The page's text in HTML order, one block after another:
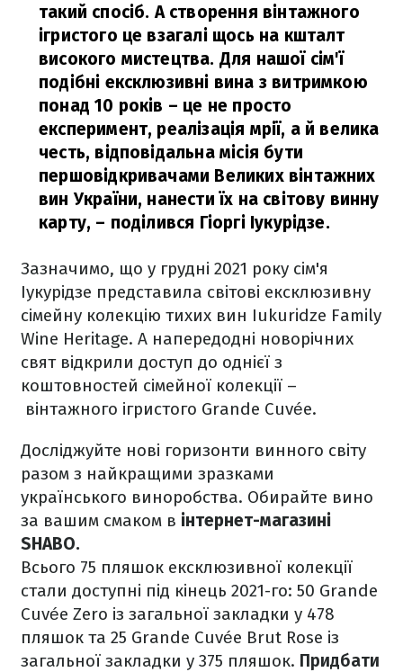
такий спосіб. А створення вінтажного
ігристого це взагалі щось на кшталт
високого мистецтва. Для нашої сім'ї
подібні ексклюзивні вина з витримкою
понад 10 років – це не просто
експеримент, реалізація мрії, а й велика
честь, відповідальна місія бути
першовідкривачами Великих вінтажних
вин України, нанести їх на світову винну
карту, – поділився Гіоргі Іукурідзе.
Зазначимо, що у грудні 2021 року сім'я
Іукурідзе представила світові ексклюзивну
сімейну колекцію тихих вин Iukuridze Family
Wine Heritage. А напередодні новорічних
свят відкрили доступ до однієї з
коштовностей сімейної колекції –
вінтажного ігристого Grande Cuvée.
Досліджуйте нові горизонти винного світу
разом з найкращими зразками
українського виноробства. Обирайте вино
за вашим смаком в інтернет-магазині
SHABO.
Всього 75 пляшок ексклюзивної колекції
стали доступні під кінець 2021-го: 50 Grande
Cuvée Zero із загальної закладки у 478
пляшок та 25 Grande Cuvée Brut Rose із
загальної закладки у 375 пляшок. Придбати